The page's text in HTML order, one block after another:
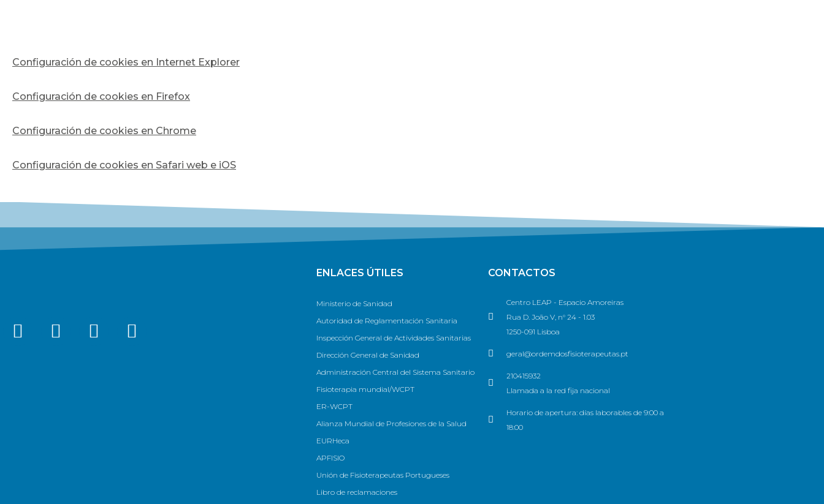
Configuración de cookies en Internet Explorer
Configuración de cookies en Firefox
Configuración de cookies en Chrome
Configuración de cookies en Safari web e iOS
ENLACES ÚTILES
Ministerio de Sanidad
Autoridad de Reglamentación Sanitaria
Inspección General de Actividades Sanitarias
Dirección General de Sanidad
Administración Central del Sistema Sanitario
Fisioterapia mundial/WCPT
ER-WCPT
Alianza Mundial de Profesiones de la Salud
EURHeca
APFISIO
Unión de Fisioterapeutas Portugueses
Libro de reclamaciones
CONTACTOS
Centro LEAP - Espacio Amoreiras
Rua D. João V, n° 24 - 1.03
1250-091 Lisboa
geral@ordemdosfisioterapeutas.pt
210415932
Llamada a la red fija nacional
Horario de apertura: días laborables de 9:00 a
18:00